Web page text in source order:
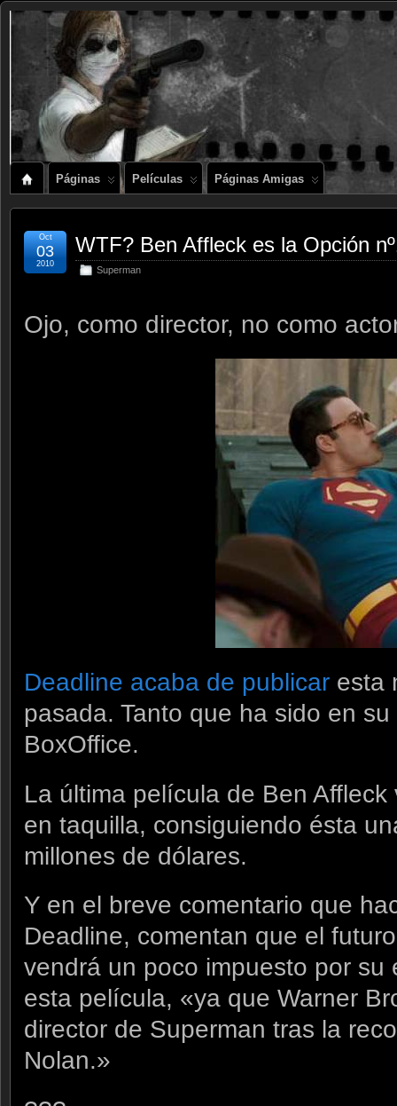
Páginas Películas Páginas Amigas
WTF? Ben Affleck es la Opción
Superman
Oct
03
2010
Ojo, como director, no como
Deadline acaba de publicar esta
pasada. Tanto que ha sido en
BoxOffice.
La última película de Ben
en taquilla, consiguiendo ésta
millones de dólares.
Y en el breve comentario que
Deadline, comentan que el
vendrá un poco impuesto por su
esta película, «ya que Warner
director de Superman tras la
Nolan.»